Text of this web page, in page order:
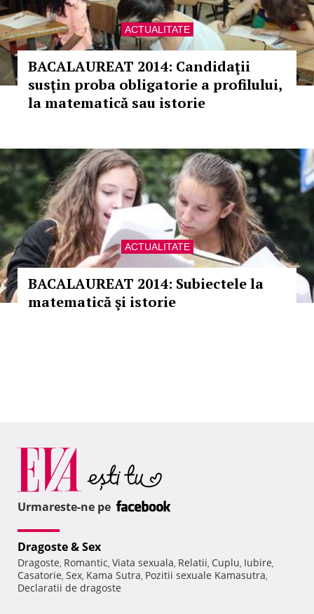
ACTUALITATE
BACALAUREAT 2014: Candidaţii
susţin proba obligatorie a profilului,
la matematică sau istorie
ACTUALITATE
BACALAUREAT 2014: Subiectele la
matematică şi istorie
Urmareste-ne pe
Dragoste & Sex
Dragoste, Romantic, Viata sexuala, Relatii, Cuplu, Iubire,
Casatorie, Sex, Kama Sutra, Pozitii sexuale Kamasutra,
Declaratii de dragoste